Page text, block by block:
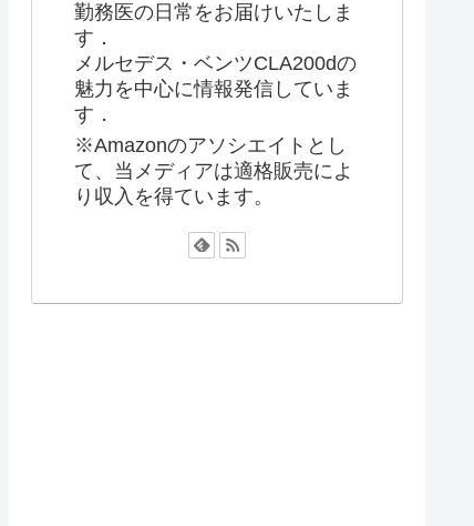
勤務医の日常をお届けいたしま
す．
メルセデス・ベンツCLA200dの
魅力を中心に情報発信していま
す．
※Amazonのアソシエイトとし
て、当メディアは適格販売によ
り収入を得ています。